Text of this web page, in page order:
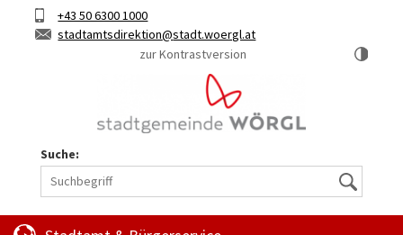
Hauptinhalt
KurztasteTelefon+43 50 6300 1000
E-
stadtamtsdirektion
stadt.woergl.at
zur Kontrastversion
Suche:
Suche